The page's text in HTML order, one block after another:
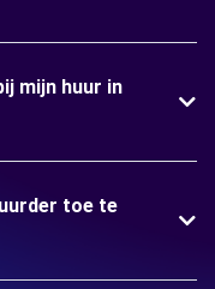
mijn huur in
toe te